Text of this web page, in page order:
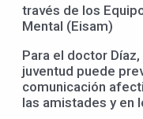
través de los
Mental (Eisam)
Para el doctor
juventud puede
comunicación
las amistades y en